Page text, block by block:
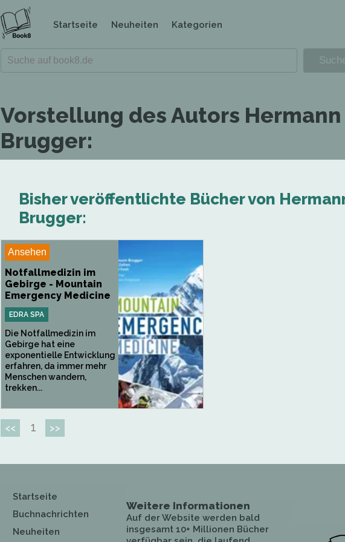
Startseite Neuheiten Kategorien
Vorstellung des Autors Hermann
Brugger:
Bisher veröffentlichte Bücher von
Brugger:
Ansehen
Notfallmedizin im
Gebirge - Mountain
Emergency Medicine
EDRA SPA
Die Notfallmedizin im
Gebirge hat eine
exponentielle Entwicklung
erfahren, da immer mehr
Menschen wandern,
trekken...
<< 1 >>
Startseite
Buchnachrichten
Neuheiten
Weitere Informationen
Auf der Website werden bald
insgesamt 10+ Millionen Bücher